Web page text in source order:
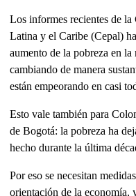
Los informes recientes de
Latina y el Caribe (Cepal)
aumento de la pobreza en
cambiando de manera
están empeorando en casi
Esto vale también para
de Bogotá: la pobreza ha
hecho durante la última
Por eso se necesitan
orientación de la economía,